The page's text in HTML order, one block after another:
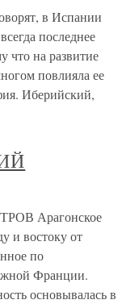
в Испании
последнее
что на развитие
повлияла ее
Иберийский,
Арагонское
и востоку от
по
Франции.
основывалась в